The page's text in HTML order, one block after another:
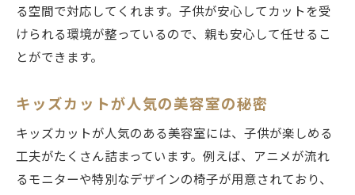
る空間で対応してくれます。子供が安心してカットを受
けられる環境が整っているので、親も安心して任せるこ
とができます。
キッズカットが人気の美容室の秘密
キッズカットが人気のある美容室には、子供が楽しめる
工夫がたくさん詰まっています。例えば、アニメが流れ
るモニターや特別なデザインの椅子が用意されており、